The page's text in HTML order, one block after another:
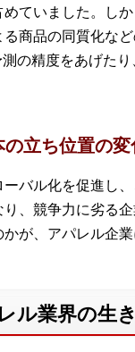
ていました。し
商品の同質化な
の精度をあげた
立ち位置の変
バル化を促進し
、競争力に劣る
が、アパレル企
ル業界の生